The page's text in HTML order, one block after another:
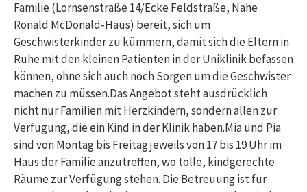
Familie (Lornsenstraße 14/Ecke Feldstraße, Nähe
Ronald McDonald-Haus) bereit, sich um
Geschwisterkinder zu kümmern, damit sich die Eltern in
Ruhe mit den kleinen Patienten in der Uniklinik befassen
können, ohne sich auch noch Sorgen um die Geschwister
machen zu müssen.Das Angebot steht ausdrücklich
nicht nur Familien mit Herzkindern, sondern allen zur
Verfügung, die ein Kind in der Klinik haben.Mia und Pia
sind von Montag bis Freitag jeweils von 17 bis 19 Uhr im
Haus der Familie anzutreffen, wo tolle, kindgerechte
Räume zur Verfügung stehen. Die Betreuung ist für